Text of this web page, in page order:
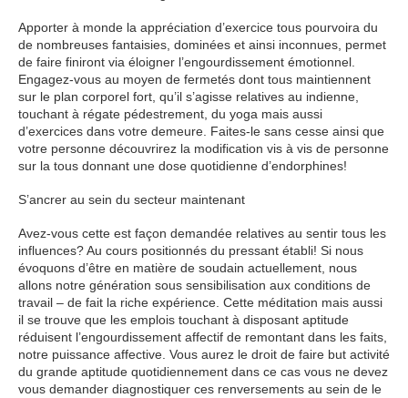
Apporter à monde la appréciation d’exercice tous pourvoira du
de nombreuses fantaisies, dominées et ainsi inconnues, permet
de faire finiront via éloigner l’engourdissement émotionnel.
Engagez-vous au moyen de fermetés dont tous maintiennent
sur le plan corporel fort, qu’il s’agisse relatives au indienne,
touchant à régate pédestrement, du yoga mais aussi
d’exercices dans votre demeure. Faites-le sans cesse ainsi que
votre personne découvrirez la modification vis à vis de personne
sur la tous donnant une dose quotidienne d’endorphines!
S’ancrer au sein du secteur maintenant
Avez-vous cette est façon demandée relatives au sentir tous les
influences? Au cours positionnés du pressant établi! Si nous
évoquons d’être en matière de soudain actuellement, nous
allons notre génération sous sensibilisation aux conditions de
travail – de fait la riche expérience. Cette méditation mais aussi
il se trouve que les emplois touchant à disposant aptitude
réduisent l’engourdissement affectif de remontant dans les faits,
notre puissance affective. Vous aurez le droit de faire but activité
du grande aptitude quotidiennement dans ce cas vous ne devez
vous demander diagnostiquer ces renversements au sein de le